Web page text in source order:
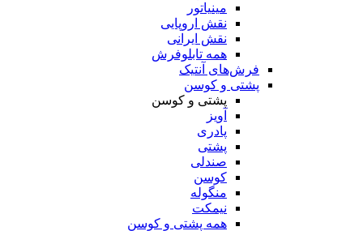
مینیاتور
نقش اروپایی
نقش ایرانی
همه تابلوفرش
فرش‌های آنتیک
پشتی و کوسن
پشتی و کوسن
آویز
پادری
پشتی
صندلی
کوسن
منگوله
نیمکت
همه پشتی و کوسن